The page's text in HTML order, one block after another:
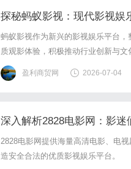
探秘蚂蚁影视：现代影视娱
蚂蚁影视作为新兴的影视娱乐平台
质观影体验，积极推动行业创新与文
盈利商贸网 2026-07-04
深入解析2828电影网：影
2828电影网提供海量高清电影、电
造安全合法的优质影视娱乐平台。